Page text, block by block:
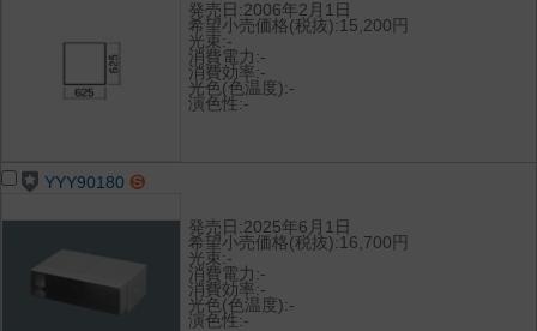
発売日:2006年2月1日
希望小売価格(税抜):15,200円
光束:-
消費電力:-
消費効率:-
光色(色温度):-
演色性:-
YYY90180
発売日:2025年6月1日
希望小売価格(税抜):16,700円
光束:-
消費電力:-
消費効率:-
光色(色温度):-
演色性:-